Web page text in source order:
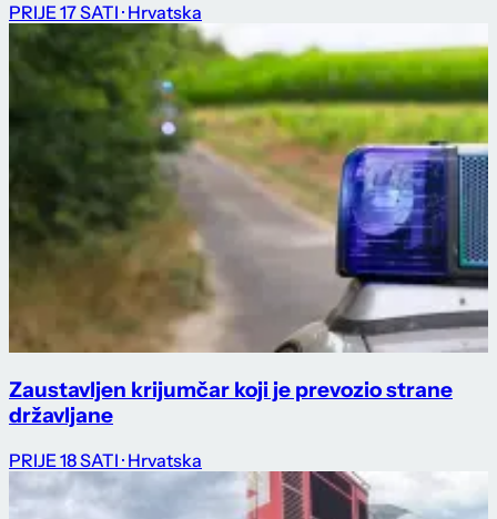
PRIJE 17 SATI · Hrvatska
Zaustavljen krijumčar koji je prevozio strane
državljane
PRIJE 18 SATI · Hrvatska